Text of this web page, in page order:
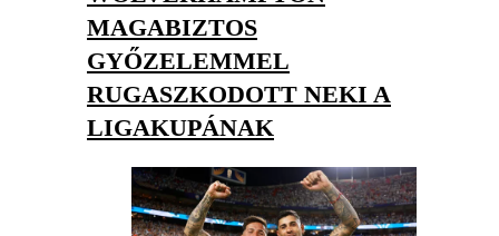
MAGABIZTOS
GYŐZELEMMEL
RUGASZKODOTT NEKI A
LIGAKUPÁNAK